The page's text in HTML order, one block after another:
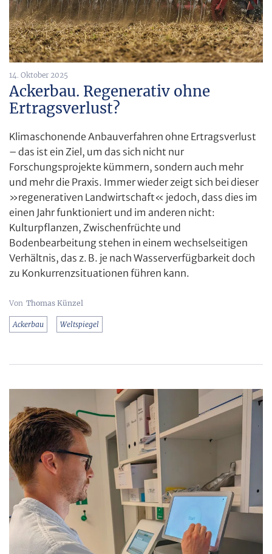
14. Oktober 2025
Ackerbau. Regenerativ ohne
Ertragsverlust?
Klimaschonende Anbauverfahren ohne Ertragsverlust
– das ist ein Ziel, um das sich nicht nur
Forschungsprojekte kümmern, sondern auch mehr
und mehr die Praxis. Immer wieder zeigt sich bei dieser
»regenerativen Landwirtschaft« jedoch, dass dies im
einen Jahr funktioniert und im anderen nicht:
Kulturpflanzen, Zwischenfrüchte und
Bodenbearbeitung stehen in einem wechselseitigen
Verhältnis, das z. B. je nach Wasserverfügbarkeit doch
zu Konkurrenzsituationen führen kann.
Thomas Künzel
Ackerbau Weltspiegel